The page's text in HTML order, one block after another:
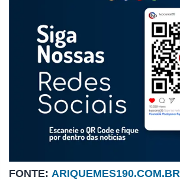
FONTE: ARIQUEMES190.COM.BR